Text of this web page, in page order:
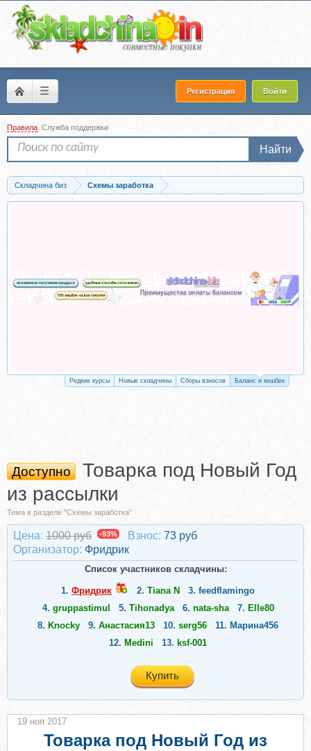
☰ Регистрация Войти
Правила Служба поддержки
Найти
Складчина биз
Схемы заработка
Скачать Товарка под Новый Год из рассылки
Редкие курсы Новые складчины Сборы взносов Баланс и кешбек
Доступно
Товарка под Новый Год
из рассылки
Тема в разделе "Схемы заработка"
Цена: 1000 руб -93% Взнос: 73 руб
Организатор: Фридрик
Список участников складчины:
1. Фридрик 2. Tiana N 3. feedflamingo
4. gruppastimul 5. Tihonadya 6. nata-sha 7. Elle80
8. Knocky 9. Анастасия13 10. serg56 11. Марина456
12. Medini 13. ksf-001
Купить
Товарка под Новый Год из
19 ноя 2017